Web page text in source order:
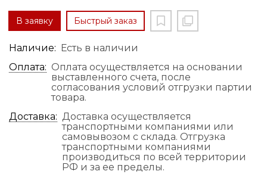
В заявку Быстрый заказ
Наличие:
Есть в наличии
Оплата: Оплата осуществляется на основании
выставленного счета, после
согласования условий отгрузки партии
товара.
Доставка: Доставка осуществляется
транспортными компаниями или
самовывозом с склада. Отгрузка
транспортными компаниями
производиться по всей территории
РФ и за ее пределы.